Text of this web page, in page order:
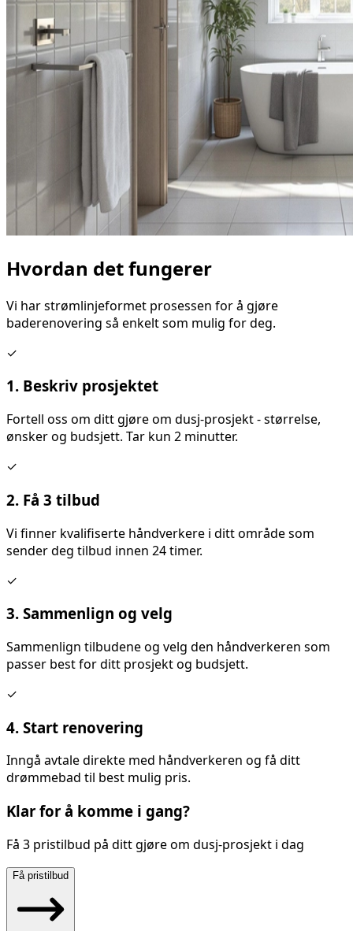
Hvordan det fungerer
Vi har strømlinjeformet prosessen for å gjøre
baderenovering så enkelt som mulig for deg.
✓
1. Beskriv prosjektet
Fortell oss om dittgjøre om dusj-prosjekt - størrelse,
ønsker og budsjett. Tar kun 2 minutter.
✓
2. Få 3 tilbud
Vi finner kvalifiserte håndverkere i ditt område som
sender deg tilbud innen 24 timer.
✓
3. Sammenlign og velg
Sammenlign tilbudene og velg den håndverkeren som
passer best for ditt prosjekt og budsjett.
✓
4. Start renovering
Inngå avtale direkte med håndverkeren og få ditt
drømmebad til best mulig pris.
Klar for å komme i gang?
Få 3 pristilbud på dittgjøre om dusj-prosjekt i dag
Få pristilbud